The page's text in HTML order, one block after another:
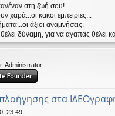
στη ζωή σου!
χαρά...οι κακοί εμπειρίες...
άξιοι αναμνήσεις.
δύναμη, για να αγαπάς θέλει
Administrator
στα
23:49